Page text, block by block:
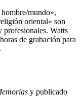
mundo»,
oriental» son
profesionales. Watts
de grabación para
y publicado